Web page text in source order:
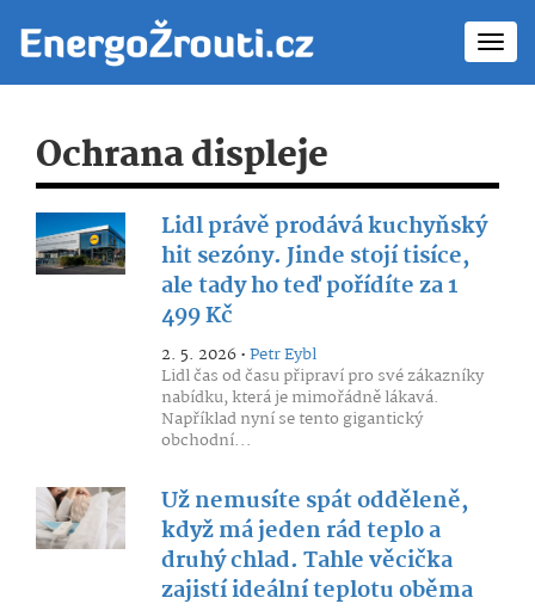
Ochrana displeje
Lidl právě prodává kuchyňský
hit sezóny. Jinde stojí tisíce,
ale tady ho teď pořídíte za 1
499 Kč
2. 5. 2026 •Petr Eybl
Lidl čas od času připraví pro své zákazníky
nabídku, která je mimořádně lákavá.
Například nyní se tento gigantický
obchodní...
Už nemusíte spát odděleně,
když má jeden rád teplo a
druhý chlad. Tahle věcička
zajistí ideální teplotu oběma